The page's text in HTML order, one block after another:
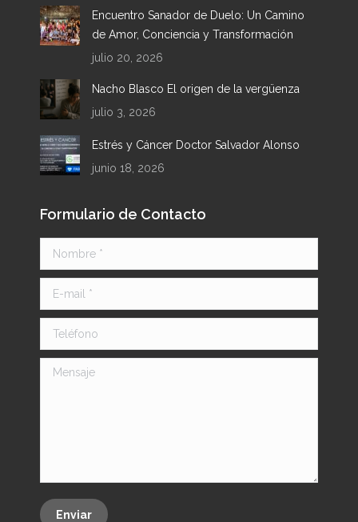
Encuentro Sanador de Duelo: Un Camino
de Amor, Conciencia y Transformación
julio 20, 2026
Nacho Blasco El origen de la vergüenza
julio 3, 2026
Estrés y Cáncer Doctor Salvador Alonso
junio 18, 2026
Formulario de Contacto
Nombre *
E-mail *
Teléfono
Mensaje
Enviar